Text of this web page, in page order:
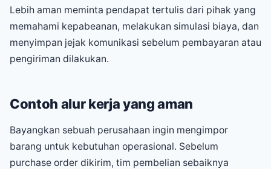
Lebih aman meminta pendapat tertulis dari pihak yang
memahami kepabeanan, melakukan simulasi biaya, dan
menyimpan jejak komunikasi sebelum pembayaran atau
pengiriman dilakukan.
Contoh alur kerja yang aman
Bayangkan sebuah perusahaan ingin mengimpor
barang untuk kebutuhan operasional. Sebelum
purchase order dikirim, tim pembelian sebaiknya